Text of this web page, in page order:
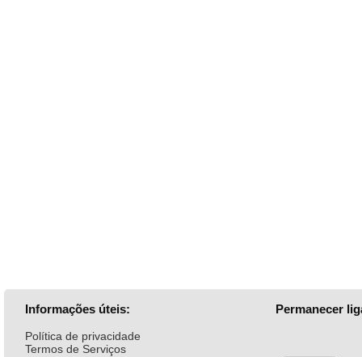
Informações úteis:
Política de privacidade
Termos de Serviços
Permanecer